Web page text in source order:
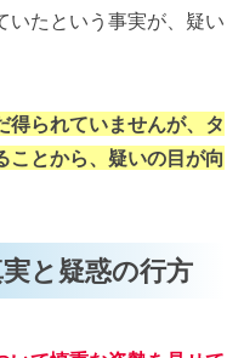
いたという事実が、疑い
得られていませんが、タ
ことから、疑いの目が向
と疑惑の行方